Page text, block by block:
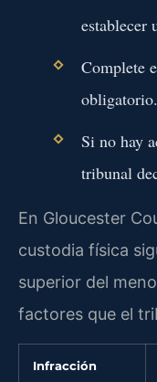
establecer
Complete
obligatorio.
Si no hay
tribunal
En Gloucester
custodia física
superior del
factores que el
Infracción